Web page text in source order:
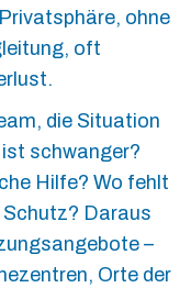
ohne
oft
die Situation
schwanger?
Hilfe? Wo fehlt
Daraus
–
Orte der